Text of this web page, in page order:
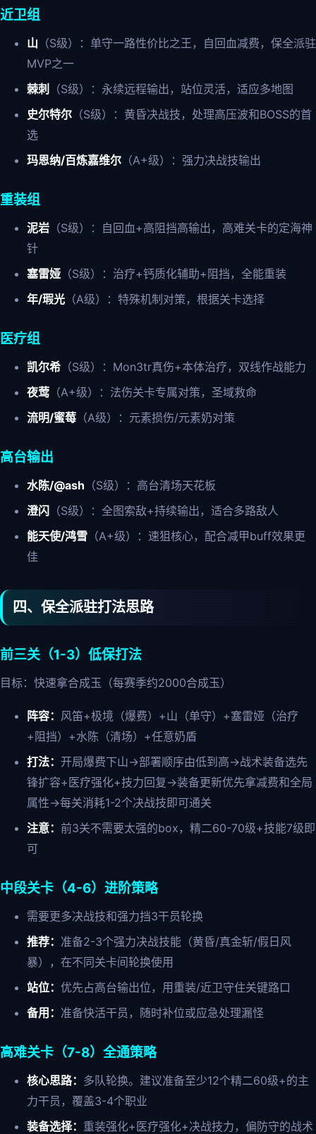
近卫组
山 （S级）：单守一路性价比之王，自回血减费，保全派驻
MVP之一
棘刺
（S级）：永续远程输出，站位灵活，适应多地图
史尔特尔（S级）：黄昏决战技，处理高压波和BOSS的首
选
玛恩纳/百炼嘉维尔（A+级）：强力决战技输出
重装组
泥岩（S级）：自回血+高阻挡高输出，高难关卡的定海神
针
塞雷娅（S级）：治疗+钙质化辅助+阻挡，全能重装
年/瑕光（A级）：特殊机制对策，根据关卡选择
医疗组
凯尔希（S级）：Mon3tr真伤+本体治疗，双线作战能力
夜莺（A+级）：法伤关卡专属对策，圣域救命
流明/蜜莓（A级）：元素损伤/元素奶对策
高台输出
水陈/@ash （S级）：高台清场天花板
澄闪 （S级）：全图索敌+持续输出，适合多路敌人
能天使/鸿雪（A+级）：速狙核心，配合减甲buff效果更
佳
四、保全派驻打法思路
前三关（1-3）低保打法
目标：快速拿合成玉（每赛季约2000合成玉）
阵容： 风笛+极境（爆费）+山（单守）+塞雷娅（治疗
+阻挡）+水陈（清场）+任意奶盾
打法： 开局爆费下山→部署顺序由低到高→战术装备选先
锋扩容+医疗强化+技力回复→装备更新优先拿减费和全局
属性→每关消耗1-2个决战技即可通关
注意： 前3关不需要太强的box，精二60-70级+技能7级即
可
中段关卡（4-6）进阶策略
需要更多决战技和强力挡3干员轮换
推荐： 准备2-3个强力决战技能（黄昏/真金斩/假日风
暴），在不同关卡间轮换使用
站位： 优先占高台输出位，用重装/近卫守住关键路口
备用： 准备快活干员，随时补位或应急处理漏怪
高难关卡（7-8）全通策略
核心思路： 多队轮换。建议准备至少12个精二60级+的主
力干员，覆盖3-4个职业
装备选择： 重装强化+医疗强化+决战技力，偏防守的战术